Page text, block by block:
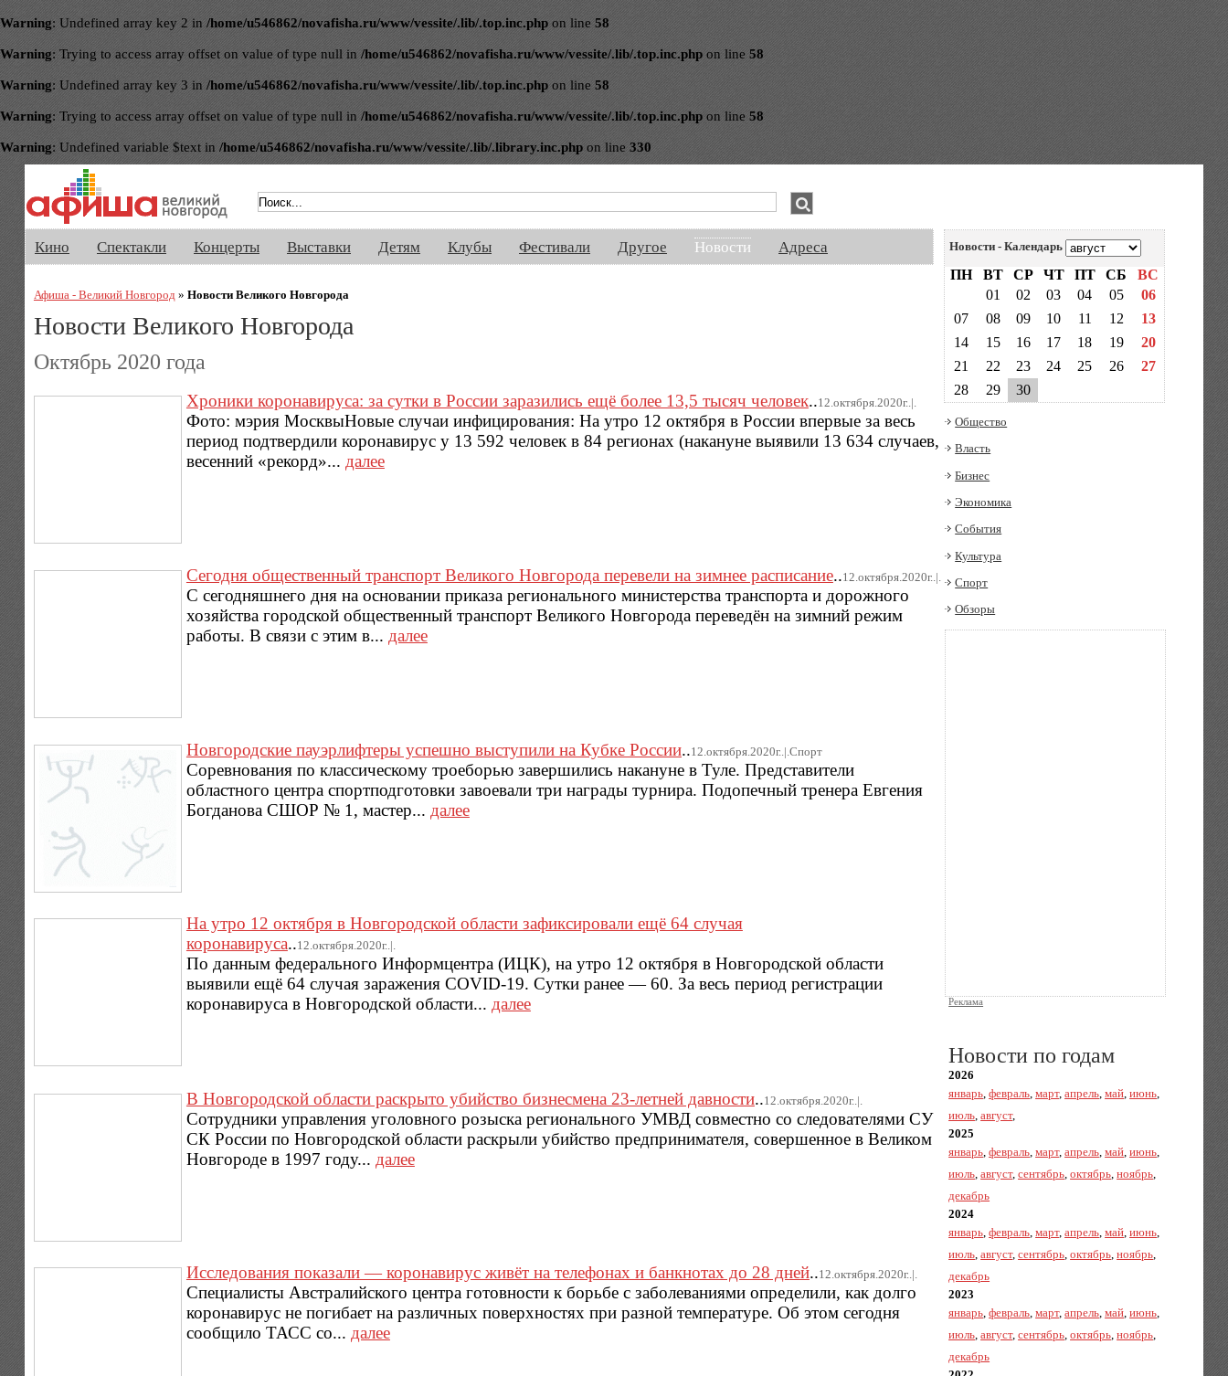
Warning: Undefined array key 2 in /home/u546862/novafisha.ru/www/vessite/.lib/.top.inc.php on line 58
Warning: Trying to access array offset on value of type null in /home/u546862/novafisha.ru/www/vessite/.lib/.top.inc.php on line 58
Warning: Undefined array key 3 in /home/u546862/novafisha.ru/www/vessite/.lib/.top.inc.php on line 58
Warning: Trying to access array offset on value of type null in /home/u546862/novafisha.ru/www/vessite/.lib/.top.inc.php on line 58
Warning: Undefined variable $text in /home/u546862/novafisha.ru/www/vessite/.lib/.library.inc.php on line 330
Кино Спектакли Концерты Выставки Детям Клубы Фестивали Другое Новости Адреса
Афиша - Великий Новгород » Новости Великого Новгорода
Новости Великого Новгорода
Октябрь 2020 года
Хроники коронавируса: за сутки в России заразились ещё более 13,5 тысяч человек..12.октября.2020г..|.
Фото: мэрия МосквыНовые случаи инфицирования: На утро 12 октября в России впервые за весь
период подтвердили коронавирус у 13 592 человек в 84 регионах (накануне выявили 13 634 случаев,
весенний «рекорд»... далее
Сегодня общественный транспорт Великого Новгорода перевели на зимнее расписание..12.октября.2020г..|.
С сегодняшнего дня на основании приказа регионального министерства транспорта и дорожного
хозяйства городской общественный транспорт Великого Новгорода переведён на зимний режим
работы. В связи с этим в... далее
Новгородские пауэрлифтеры успешно выступили на Кубке России..12.октября.2020г..|.Спорт
Соревнования по классическому троеборью завершились накануне в Туле. Представители
областного центра спортподготовки завоевали три награды турнира. Подопечный тренера Евгения
Богданова СШОР № 1, мастер... далее
На утро 12 октября в Новгородской области зафиксировали ещё 64 cлучая
коронавируса..12.октября.2020г..|.
По данным федерального Информцентра (ИЦК), на утро 12 октября в Новгородской области
выявили ещё 64 случая заражения COVID-19. Сутки ранее — 60. За весь период регистрации
коронавируса в Новгородской области... далее
В Новгородской области раскрыто убийство бизнесмена 23-летней давности..12.октября.2020г..|.
Сотрудники управления уголовного розыска регионального УМВД совместно со следователями СУ
СК России по Новгородской области раскрыли убийство предпринимателя, совершенное в Великом
Новгороде в 1997 году... далее
Исследования показали — коронавирус живёт на телефонах и банкнотах до 28 дней..12.октября.2020г..|.
Специалисты Австралийского центра готовности к борьбе с заболеваниями определили, как долго
коронавирус не погибает на различных поверхностях при разной температуре. Об этом сегодня
сообщило ТАСС со... далее
Новости - Календарь
ПН ВТ СР ЧТ ПТ СБ
ВС
01
02 03 04 05
06
07
08 09 10 11 12
13
14
15 16 17 18 19
20
21
22 23 24 25 26
27
28
29 30
Общество
Власть
Бизнес
Экономика
События
Культура
Спорт
Обзоры
Реклама
Новости по годам
2026
январь,февраль,март,апрель,май,июнь,
июль,август,
2025
январь,февраль,март,апрель,май,июнь,
июль,август,сентябрь,октябрь,ноябрь,
декабрь
2024
январь,февраль,март,апрель,май,июнь,
июль,август,сентябрь,октябрь,ноябрь,
декабрь
2023
январь,февраль,март,апрель,май,июнь,
июль,август,сентябрь,октябрь,ноябрь,
декабрь